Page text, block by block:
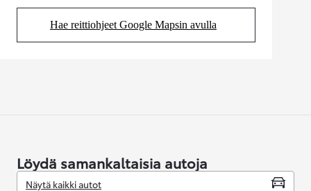
Hae reittiohjeet Google Mapsin avulla
(Aukeaa uudessa välilehdessä)
Löydä samankaltaisia autoja
Näytä kaikki autot